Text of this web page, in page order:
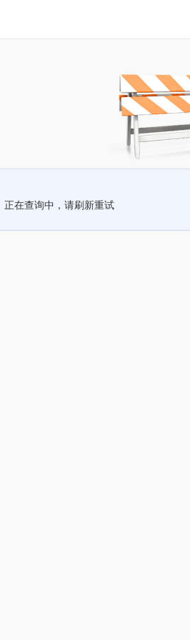
正在查询中，请刷新重试